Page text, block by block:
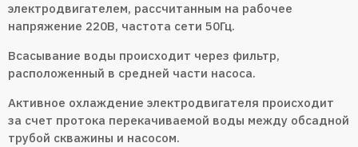
электродвигателем, рассчитанным на рабочее
напряжение 220В, частота сети 50Гц.
Всасывание воды происходит через фильтр,
расположенный в средней части насоса.
Активное охлаждение электродвигателя происходит
за счет протока перекачиваемой воды между обсадной
трубой скважины и насосом.